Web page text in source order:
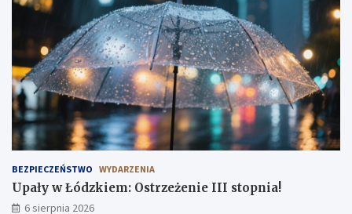
BEZPIECZEŃSTWO WYDARZENIA
Upały w Łódzkiem: Ostrzeżenie III stopnia!
6 sierpnia 2026